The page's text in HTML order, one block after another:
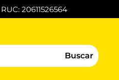
RUC: 20611526564
Buscar